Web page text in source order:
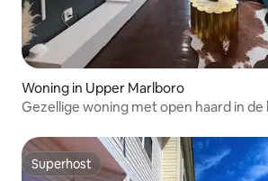
Woning in Upper Marlboro
Gezellige woning met open haard in de
Superhost
Superhost